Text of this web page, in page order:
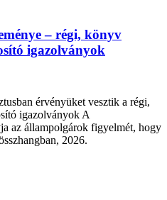
– régi, könyv
igazolványok
érvényüket vesztik a régi,
igazolványok A
az állampolgárok figyelmét, hogy
2026.